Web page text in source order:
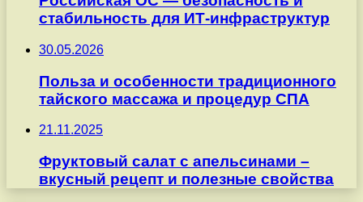
стабильность для ИТ-инфраструктур
30.05.2026
Польза и особенности традиционного
тайского массажа и процедур СПА
21.11.2025
Фруктовый салат с апельсинами –
вкусный рецепт и полезные свойства